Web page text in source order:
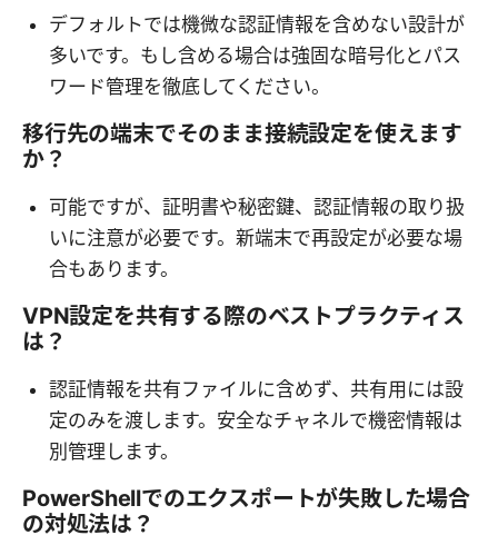
デフォルトでは機微な認証情報を含めない設計が
多いです。もし含める場合は強固な暗号化とパス
ワード管理を徹底してください。
移行先の端末でそのまま接続設定を使えます
か？
可能ですが、証明書や秘密鍵、認証情報の取り扱
いに注意が必要です。新端末で再設定が必要な場
合もあります。
VPN設定を共有する際のベストプラクティス
は？
認証情報を共有ファイルに含めず、共有用には設
定のみを渡します。安全なチャネルで機密情報は
別管理します。
PowerShellでのエクスポートが失敗した場合
の対処法は？